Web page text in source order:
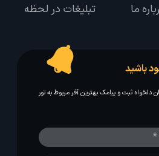
ما تبلیغات در لحظه
باشید
ثبت و پیامک بهترین آفر مربوط به تور